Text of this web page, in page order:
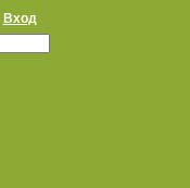
Вход